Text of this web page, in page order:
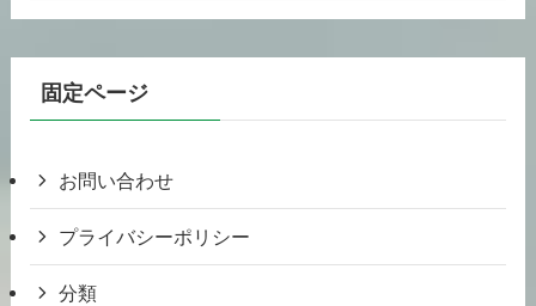
固定ページ
お問い合わせ
プライバシーポリシー
分類